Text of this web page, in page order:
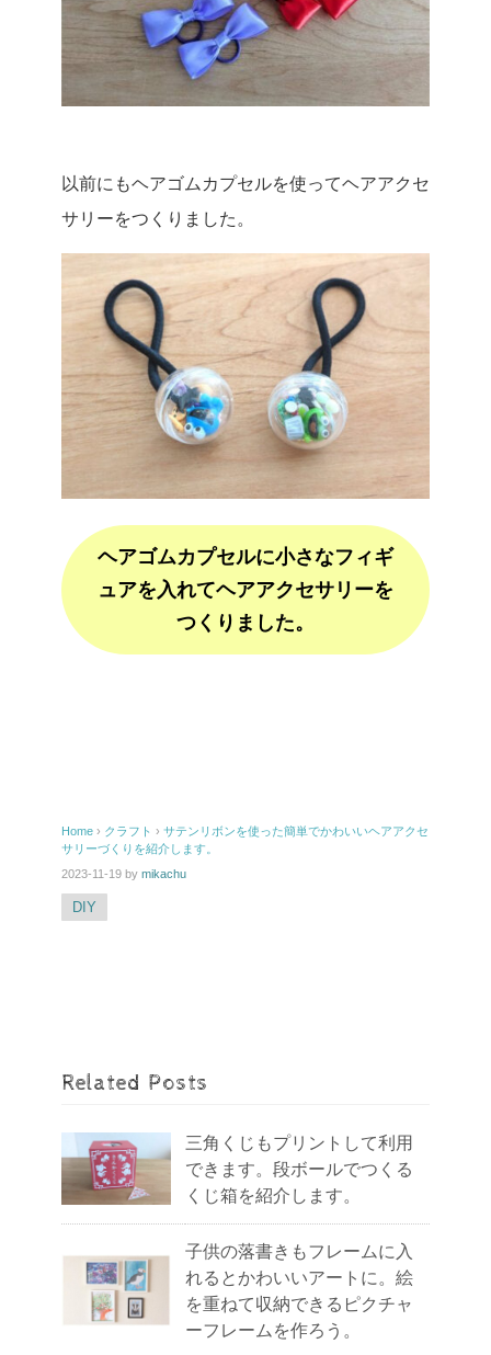
以前にもヘアゴムカプセルを使ってヘアアクセ
サリーをつくりました。
ヘアゴムカプセルに小さなフィギ
ュアを入れてヘアアクセサリーを
つくりました。
e
st
Home › クラフト › サテンリボンを使った簡単でかわいいヘアアクセ
サリーづくりを紹介します。
2023-11-19 by mikachu
DIY
Related Posts
三角くじもプリントして利用
できます。段ボールでつくる
くじ箱を紹介します。
子供の落書きもフレームに入
れるとかわいいアートに。絵
を重ねて収納できるピクチャ
ーフレームを作ろう。